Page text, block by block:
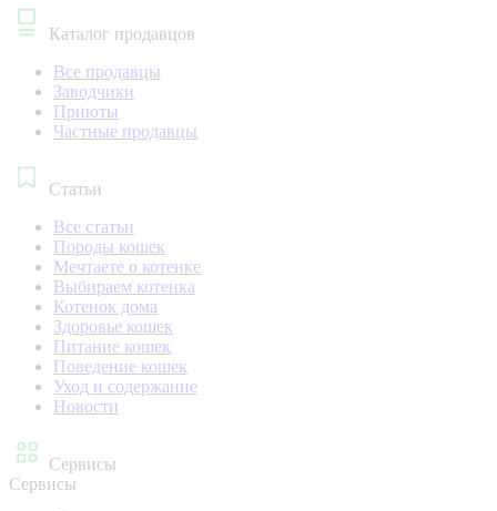
Каталог продавцов
Все продавцы
Заводчики
Приюты
Частные продавцы
Статьи
Все статьи
Породы кошек
Мечтаете о котенке
Выбираем котенка
Котенок дома
Здоровье кошек
Питание кошек
Поведение кошек
Уход и содержание
Новости
Сервисы
Сервисы